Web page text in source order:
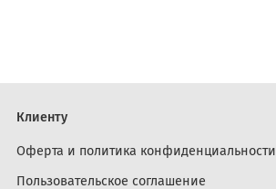
Клиенту
Оферта и политика конфиденциальности
Пользовательское соглашение